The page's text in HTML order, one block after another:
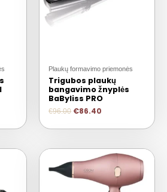
Plaukų formavimo priemonės
Trigubos plaukų
bangavimo žnyplės
BaByliss PRO
€96.00 €86.40